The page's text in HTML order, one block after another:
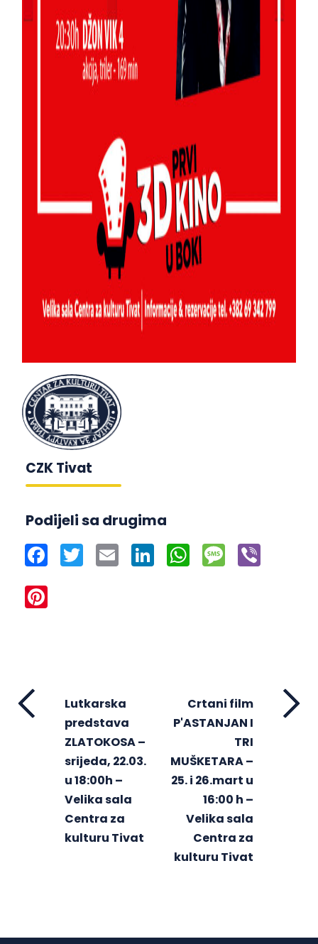
CZK Tivat
Podijeli sa drugima
Facebook
Twitter Email LinkedInWhatsApp
Message
Lutkarska
predstava
ZLATOKOSA –
srijeda, 22.03.
u 18:00h –
Velika sala
Centra za
kulturu Tivat
Crtani film
P'ASTANJAN I
TRI
MUŠKETARA –
25. i 26.mart u
16:00 h –
Velika sala
Centra za
kulturu Tivat